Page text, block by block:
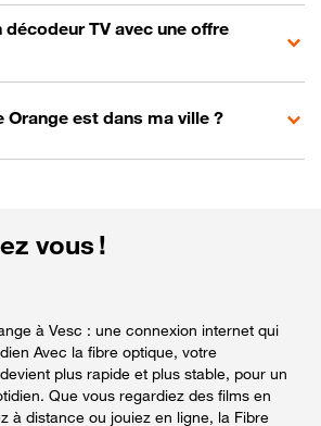
TV avec une offre
Orange est dans ma ville ?
vous !
à Vesc : une connexion internet qui
Avec la fibre optique, votre
plus rapide et plus stable, pour un
Que vous regardiez des films en
à distance ou jouiez en ligne, la Fibre